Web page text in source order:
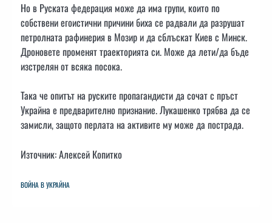
Но в Руската федерация може да има групи, които по
собствени егоистични причини биха се радвали да разрушат
петролната рафинерия в Мозир и да сблъскат Киев с Минск.
Дроновете променят траекторията си. Може да лети/да бъде
изстрелян от всяка посока.
Така че опитът на руските пропагандисти да сочат с пръст
Украйна е предварително признание. Лукашенко трябва да се
замисли, защото перлата на активите му може да пострада.
Източник: Алексей Копитко
ВОЙНА В УКРАЙНА